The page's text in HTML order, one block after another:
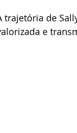
trajetória de
e